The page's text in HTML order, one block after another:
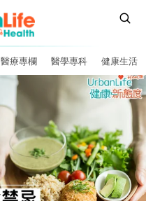
醫療專欄 醫學專科 健康生活